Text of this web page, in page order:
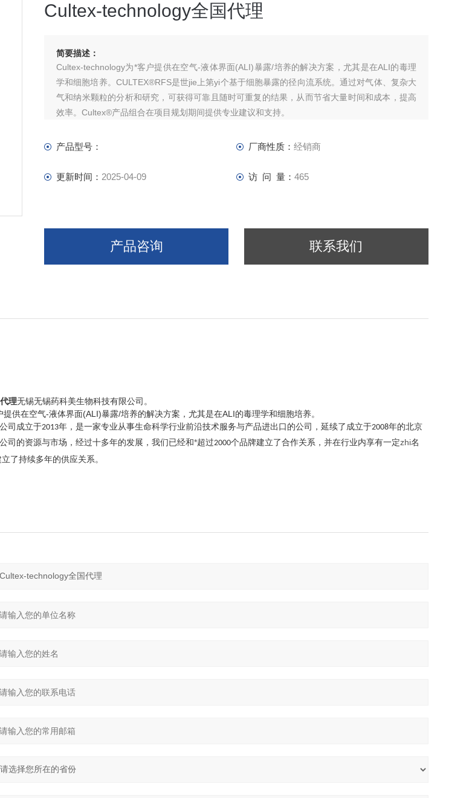
Cultex-technology全国代理
简要描述：
Cultex-technology为*客户提供在空气-液体界面(ALI)暴露/培养的解决方案，尤其是在ALI的毒理
学和细胞培养。CULTEX®RFS是世jie上第yi个基于细胞暴露的径向流系统。通过对气体、复杂大
气和纳米颗粒的分析和研究，可获得可靠且随时可重复的结果，从而节省大量时间和成本，提高
效率。Cultex®产品组合在项目规划期间提供专业建议和支持。
产品型号： 厂商性质： 经销商
更新时间： 2025-04-09 访 问 量： 465
产品咨询 联系我们
理无锡无锡药科美生物科技有限公司。
供在空气-液体界面(ALI)暴露/培养的解决方案，尤其是在ALI的毒理学和细胞培养。
司成立于2013年，是一家专业从事生命科学行业前沿技术服务与产品进出口的公司，延续了成立于2008年的北京
司的资源与市场，经过十多年的发展，我们已经和*超过2000个品牌建立了合作关系，并在行业内享有一定zhi名
了持续多年的供应关系。